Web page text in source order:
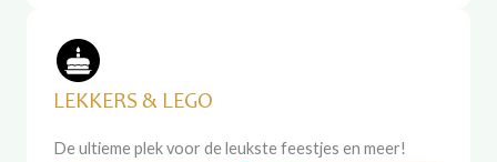
LEKKERS & LEGO
De ultieme plek voor de leukste feestjes en meer!